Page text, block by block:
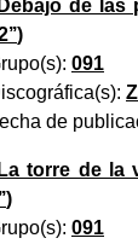
Debajo de las
)
091
de
La torre de la
)
091